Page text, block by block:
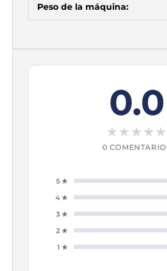
Peso de la máquina:
0.0
★★★★★
0
5 ★
4 ★
3 ★
2 ★
1 ★